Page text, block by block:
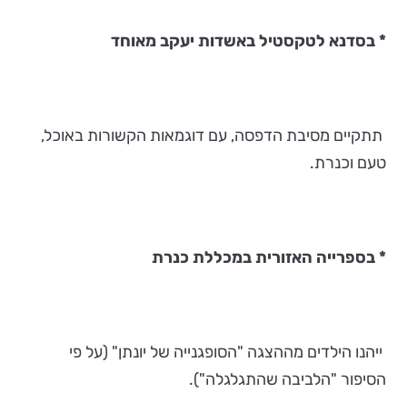
* בסדנא לטקסטיל באשדות יעקב מאוחד
תתקיים מסיבת הדפסה, עם דוגמאות הקשורות באוכל,
טעם וכנרת.
* בספרייה האזורית במכללת כנרת
ייהנו הילדים מההצגה "הסופגנייה של יונתן" (על פי
הסיפור "הלביבה שהתגלגלה").